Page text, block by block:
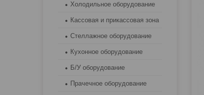
Холодильное оборудование
Кассовая и прикассовая зона
Стеллажное оборудование
Кухонное оборудование
Б/У оборудование
Прачечное оборудование